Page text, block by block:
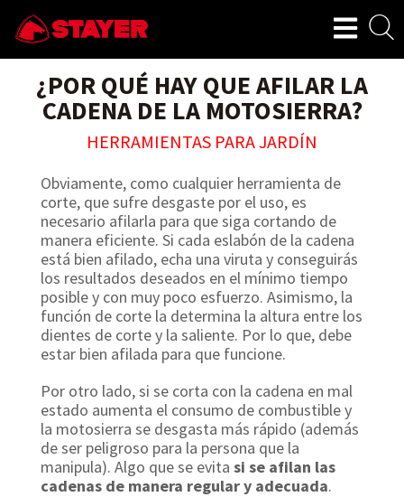
¿POR QUÉ HAY QUE AFILAR LA
CADENA DE LA MOTOSIERRA?
HERRAMIENTAS PARA JARDÍN
Obviamente, como cualquier herramienta de
corte, que sufre desgaste por el uso, es
necesario afilarla para que siga cortando de
manera eficiente. Si cada eslabón de la cadena
está bien afilado, echa una viruta y conseguirás
los resultados deseados en el mínimo tiempo
posible y con muy poco esfuerzo. Asimismo, la
función de corte la determina la altura entre los
dientes de corte y la saliente. Por lo que, debe
estar bien afilada para que funcione.
Por otro lado, si se corta con la cadena en mal
estado aumenta el consumo de combustible y
la motosierra se desgasta más rápido (además
de ser peligroso para la persona que la
manipula). Algo que se evita si se afilan las
cadenas de manera regular y adecuada.